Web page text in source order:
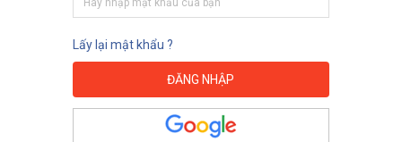
Lấy lại mật khẩu ?